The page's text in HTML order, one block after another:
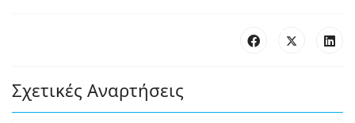
Σχετικές Αναρτήσεις